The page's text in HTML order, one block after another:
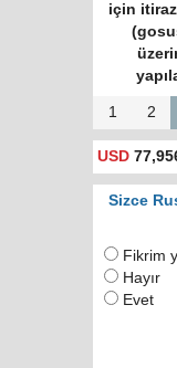
için
1 2
USD
Sizce
Fikrim
Hayır
Evet